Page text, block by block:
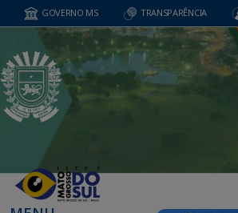
GOVERNO MS TRANSPARÊNCIA